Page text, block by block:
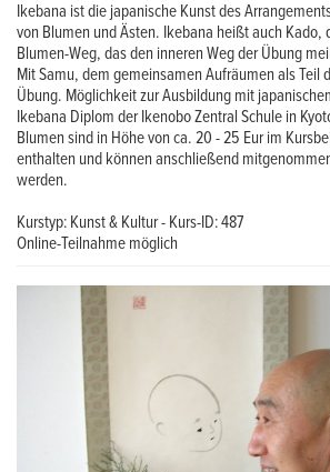
Ikebana ist die japanische Kunst des
von Blumen und Ästen. Ikebana heißt auch Kado,
Blumen-Weg, das den inneren Weg der Übung
Mit Samu, dem gemeinsamen Aufräumen als Teil
Übung. Möglichkeit zur Ausbildung mit
Ikebana Diplom der Ikenobo Zentral Schule in
Blumen sind in Höhe von ca. 20 - 25 Eur im
enthalten und können anschließend
werden.
Kurstyp: Kunst & Kultur - Kurs-ID: 487
Online-Teilnahme möglich